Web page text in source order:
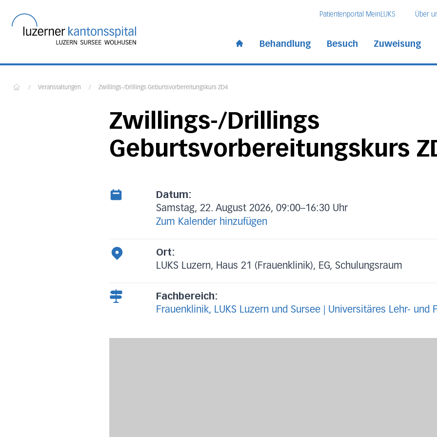
Patientenportal MeinLUKS Über
Behandlung Besuch Zuweisung
/ Veranstaltungen / Zwillings-/Drillings Geburtsvorbereitungskurs ZD4
Zwillings-/Drillings
Geburtsvorbereitungskurs
Datum:
Samstag, 22. August 2026, 09:00–16:30 Uhr
Zum Kalender hinzufügen
Ort:
LUKS Luzern, Haus 21 (Frauenklinik), EG, Schulungsraum
Fachbereich:
Frauenklinik, LUKS Luzern und Sursee | Universitäres Lehr- und